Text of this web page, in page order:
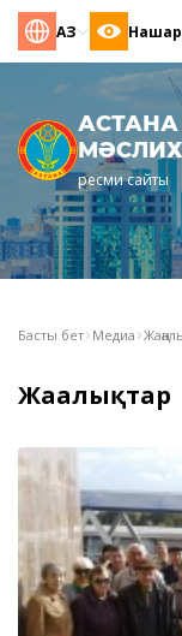
ҚАЗ Нашар
ресми сайты
Басты бет Медиа
Жаңалықтар